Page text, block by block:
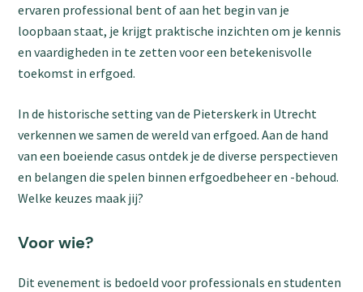
ervaren professional bent of aan het begin van je
loopbaan staat, je krijgt praktische inzichten om je kennis
en vaardigheden in te zetten voor een betekenisvolle
toekomst in erfgoed.
In de historische setting van de Pieterskerk in Utrecht
verkennen we samen de wereld van erfgoed. Aan de hand
van een boeiende casus ontdek je de diverse perspectieven
en belangen die spelen binnen erfgoedbeheer en -behoud.
Welke keuzes maak jij?
Voor wie?
Dit evenement is bedoeld voor professionals en studenten